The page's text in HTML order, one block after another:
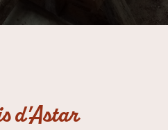
d'Astar